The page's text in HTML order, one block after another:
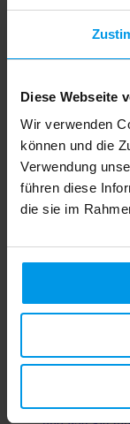
Diese Webseite
Wir verwenden
können und die
Verwendung
führen diese
die sie imAlkohol in der
verstehen
Viele
Geburtstag
Mengen seien
Konsum. Die
keine sichere
Alkohol so